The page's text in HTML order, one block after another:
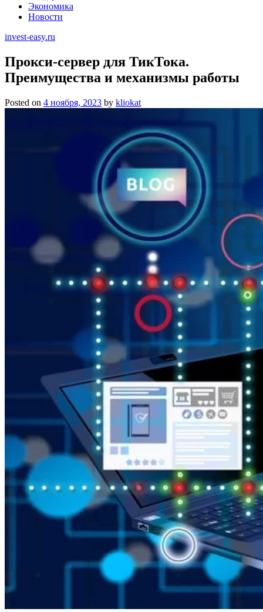
Экономика
Новости
invest-easy.ru
Прокси-сервер для ТикТока.
Преимущества и механизмы работы
Posted on 4 ноября, 2023 by kliokat